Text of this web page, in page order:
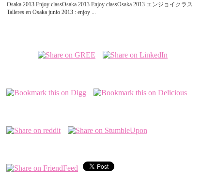
Osaka 2013 Enjoy classOsaka 2013 Enjoy classOsaka 2013 エンジョイクラス
Talleres en Osaka junio 2013 : enjoy ...